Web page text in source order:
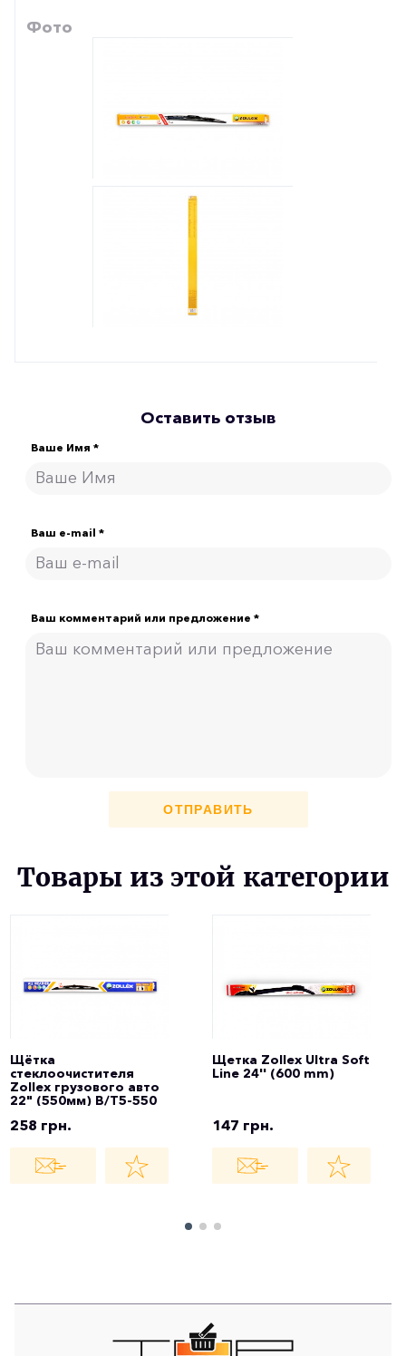
Фото
Оставить отзыв
Ваше Имя *
Ваш e-mail *
Ваш комментарий или предложение *
ОТПРАВИТЬ
Товары из этой категории
Щётка
стеклоочистителя
Zollex грузового авто
22" (550мм) B/T5-550
258 грн.
Щетка Zollex Ultra Soft
Line 24'' (600 mm)
147 грн.